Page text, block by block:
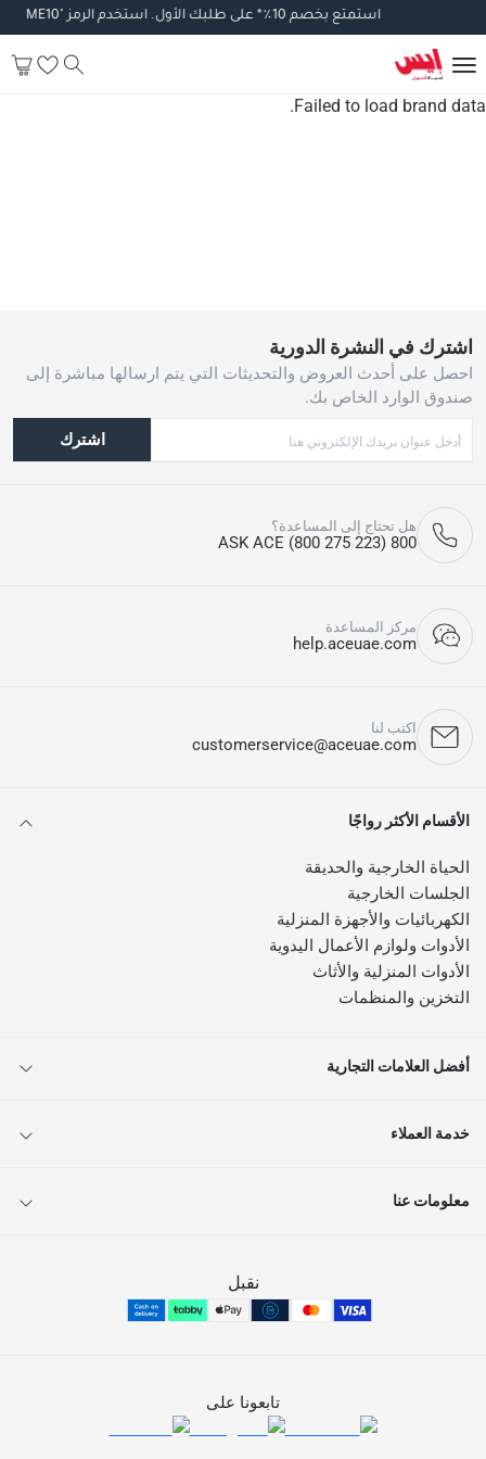
استمتع بخصم10 ٪*على طلبك الأول.استخدم الرمز"WELCOME10".
Failed to load brand data.
اشترك في النشرة الدورية
احصل على أحدث العروض والتحديثات التي يتم ارسالها مباشرة إلى
صندوق الوارد الخاص بك.
اشترك
هل تحتاج إلى المساعدة؟
800 ASK ACE (800 275 223)
مركز المساعدة
help.aceuae.com
اكتب لنا
customerservice@aceuae.com
الأقسام الأكثر رواجًا
الحياة الخارجية والحديقة
الجلسات الخارجية
الكهربائيات والأجهزة المنزلية
الأدوات ولوازم الأعمال اليدوية
الأدوات المنزلية والأثاث
التخزين والمنظمات
أفضل العلامات التجارية
خدمة العملاء
معلومات عنا
نقبل
تابعونا على